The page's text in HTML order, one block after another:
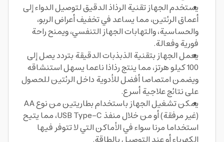
يستخدم الجهاز تقنية الرذاذ الدقيق لتوصيل الدواء إلى
أعماق الرئتين، مما يساعد في تخفيف أعراض الربو،
والحساسية، والتهابات الجهاز التنفسي، ويمنح راحة
فورية وفعالة.
يعمل الجهاز بتقنية الذبذبات الدقيقة بتردد يصل إلى
100 كيلو هرتز، مما ينتج رذاذا ناعما يسهل استنشاقه
ويضمن امتصاصا أفضل للأدوية داخل الرئتين للحصول
على نتائج علاجية أسرع.
يمكن تشغيل الجهاز باستخدام بطاريتين من نوع AA
(غير مرفقة) أو من خلال منفذ USB Type-C، مما يتيح
استخداما مرنا سواء في الأماكن التي لا تتوفر فيها